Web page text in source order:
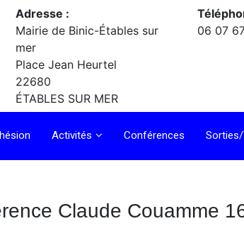
Adresse :
Mairie de Binic-Étables sur
mer
Place Jean Heurtel
22680
ÉTABLES SUR MER
06 07
Activités Conférences
Claude Couamme